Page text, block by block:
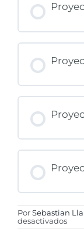
PorSebastian
desactivadosen